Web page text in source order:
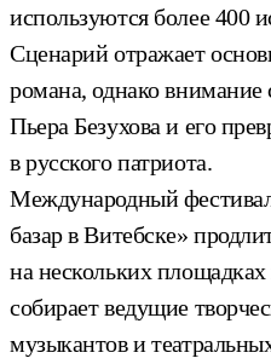
используются более 400
Сценарий отражает
романа, однако внимание
Пьера Безухова и его
в русского патриота.
Международный
базар в Витебске»
на нескольких
собирает ведущие
музыкантов и